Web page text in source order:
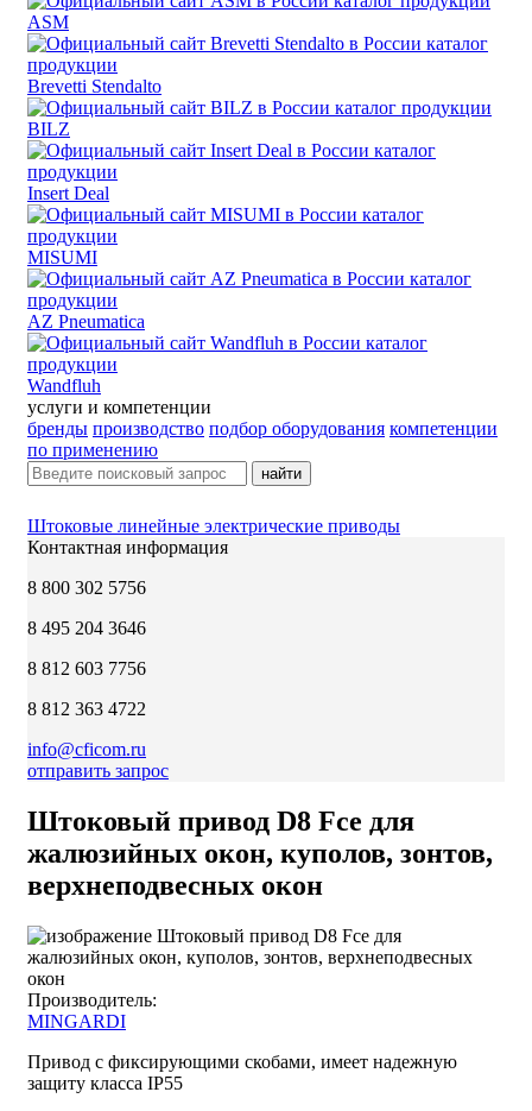
ASM
Brevetti Stendalto
BILZ
Insert Deal
MISUMI
AZ Pneumatica
Wandfluh
услуги и компетенции
бренды производство подбор оборудования компетенции
по применению
найти
Штоковые линейные электрические приводы
Контактная информация
8 800 302 5756
8 495 204 3646
8 812 603 7756
8 812 363 4722
info@cficom.ru
отправить запрос
Штоковый привод D8 Fce для
жалюзийных окон, куполов, зонтов,
верхнеподвесных окон
Производитель:
MINGARDI
Привод с фиксирующими скобами, имеет надежную
защиту класса IP55